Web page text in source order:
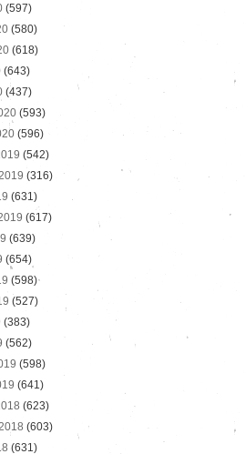
(597)
(580)
(618)
(643)
(437)
(593)
(596)
(542)
(316)
(631)
(617)
(639)
(654)
(598)
(527)
(383)
(562)
(598)
(641)
(623)
(603)
(631)